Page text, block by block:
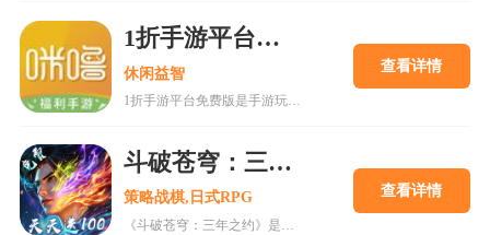
1折手游平台免费
休闲益智
1折手游平台免费版是手游玩者在搜索引擎拼写的典型长尾词，核心指向一款专注高折扣BT手游与福利服分发的安卓游戏盒子客户端，覆盖传奇、仙侠、卡牌、三国策略、放置挂机等主流题材，把永久1折充值、满级VIP、无限元宝、GM悬浮窗与礼包码中心收拢在同一个入口里，真正诠释了1折手游平台免费版即装即领、正版可溯、盒子本身免费使用的产品定位。合规版本的1折手游平台免费版由平台执行账号注册、实名校验与资源验签，配合云端存档与跨设备互通，借助行为标签把同好玩家自然引向对应的折扣服与福利服，从源头规避带毒分包与钓鱼礼包链接。无
查看详情
斗破苍穹：三年之约3.5折免费版
策略战棋,日式RPG 查看详情